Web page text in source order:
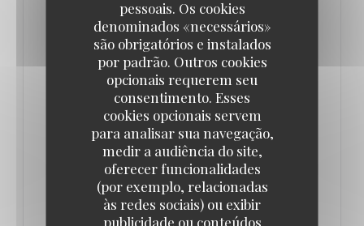
pessoais. Os cookies
denominados «necessários»
são obrigatórios e instalados
por padrão. Outros cookies
opcionais requerem seu
consentimento. Esses
cookies opcionais servem
para analisar sua navegação,
medir a audiência do site,
oferecer funcionalidades
(por exemplo, relacionadas
às redes sociais) ou exibir
publicidade ou conteúdos
promesse d’offrir l’expérience d’une brasserie
parisienne chez Mickey comme il en existe tant
d’autres partout dans la capitale…Restaurant de
type brasserie, elle constitue le premier élément
d'envergure de la profonde refonte de Disney
Village désormais engagée. Il remplace ainsi le Café
Mickey, restaurant qui avait lui-même pris la place
du Los Angeles Bar & Grill en 2002.
Gérée par le Groupe Bertrand (gestionnaire de